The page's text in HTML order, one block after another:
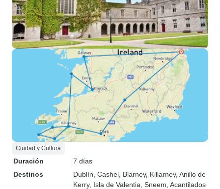
Ciudad y Cultura
Duración
7 días
Destinos
Dublín , Cashel , Blarney, Killarney, Anillo de
Kerry, Isla de Valentia , Sneem , Acantilados